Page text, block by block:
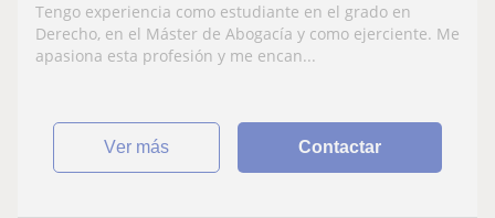
Tengo experiencia como estudiante en el grado en
Derecho, en el Máster de Abogacía y como ejerciente. Me
apasiona esta profesión y me encan...
ver más Contactar